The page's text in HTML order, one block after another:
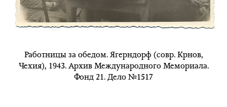
Работницы за обедом. Ягерндорф (совр. Крнов,
Чехия), 1943. Архив Международного Мемориала.
Фонд 21. Дело №1517